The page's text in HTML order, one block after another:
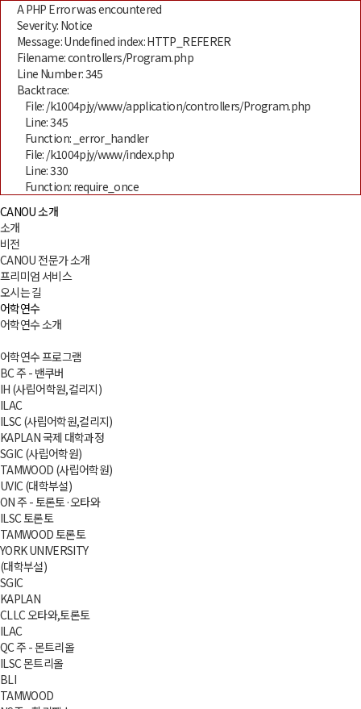
A PHP Error was encountered
Severity: Notice
Message: Undefined index: HTTP_REFERER
Filename: controllers/Program.php
Line Number: 345
Backtrace:
File: /k1004pjy/www/application/controllers/Program.php
Line: 345
Function: _error_handler
File: /k1004pjy/www/index.php
Line: 330
Function: require_once
CANOU 소개
소개
비전
CANOU 전문가 소개
프리미엄 서비스
오시는 길
어학연수
어학연수 소개
어학연수 프로그램
BC 주 - 밴쿠버
IH (사립어학원,컬리지)
ILAC
ILSC (사립어학원,컬리지)
KAPLAN 국제 대학과정
SGIC (사립어학원)
TAMWOOD (사립어학원)
UVIC (대학부설)
ON 주 - 토론토·오타와
ILSC 토론토
TAMWOOD 토론토
YORK UNIVERSITY
(대학부설)
SGIC
KAPLAN
CLLC 오타와,토론토
ILAC
QC 주 - 몬트리올
ILSC 몬트리올
BLI
TAMWOOD